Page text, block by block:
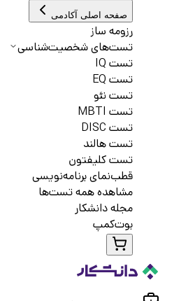
صفحه اصلی آکادمی
رزومه ساز
تست‌های شخصیت‌شناسی
تست IQ
تست EQ
تست نئو
تست MBTI
تست DISC
تست هالند
تست کلیفتون
قطب‌نمای برنامه‌نویسی
مشاهده همه تست‌ها
مجله دانشکار
بوت‌کمپ